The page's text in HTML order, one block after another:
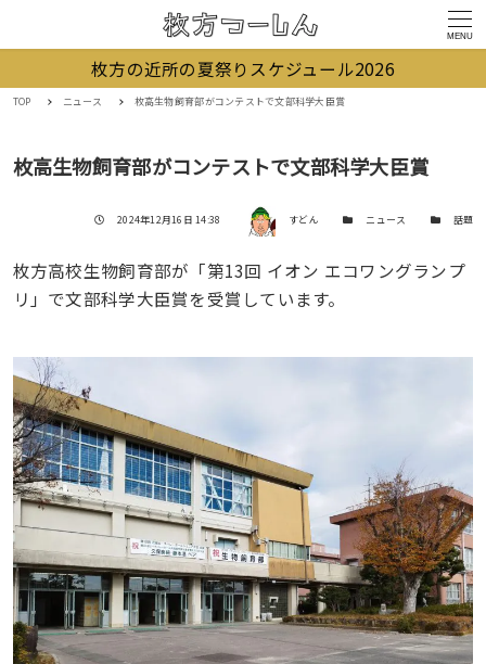
MENU
枚方の近所の夏祭りスケジュール2026
TOP ニュース 枚高生物飼育部がコンテストで文部科学大臣賞
枚高生物飼育部がコンテストで文部科学大臣賞
投稿日
2024年12月16日 14:38 著者 すどん カテゴリー
ニュース カテゴリー
話題
枚方高校生物飼育部が「第13回 イオン エコワングランプ
リ」で文部科学大臣賞を受賞しています。